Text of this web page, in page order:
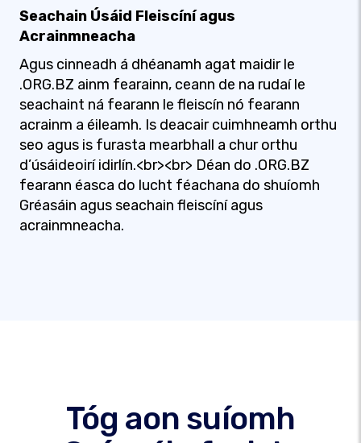
Seachain Úsáid Fleiscíní agus
Acrainmneacha
Agus cinneadh á dhéanamh agat maidir le
.ORG.BZ ainm fearainn, ceann de na rudaí le
seachaint ná fearann ​​le fleiscín nó fearann ​​
acrainm a éileamh. Is deacair cuimhneamh orthu
seo agus is furasta mearbhall a chur orthu
d’úsáideoirí idirlín.<br><br> Déan do .ORG.BZ
fearann ​​éasca do lucht féachana do shuíomh
Gréasáin agus seachain fleiscíní agus
acrainmneacha.
Tóg aon suíomh